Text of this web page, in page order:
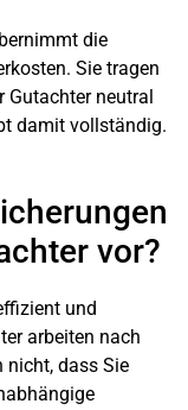
die
Sie tragen
neutral
damit vollständig.
vor?
und
arbeiten nach
nicht, dass Sie